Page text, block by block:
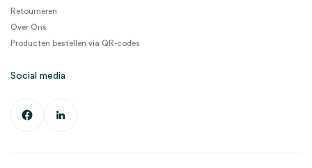
Retourneren
Over Ons
Producten bestellen via QR-codes
Social media